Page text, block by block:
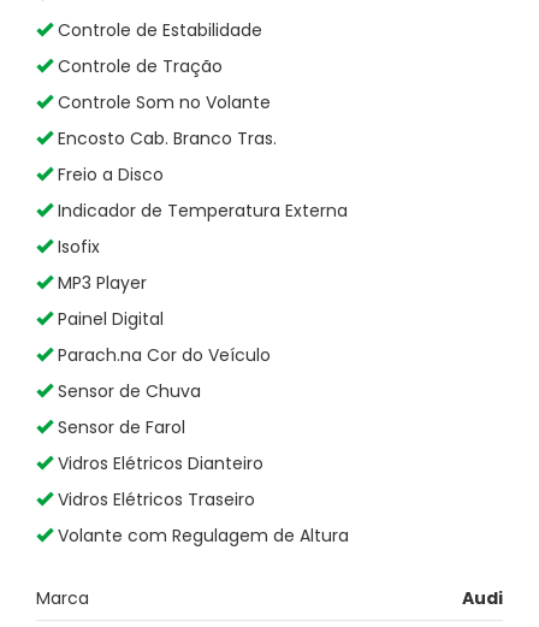
Controle de Estabilidade
Controle de Tração
Controle Som no Volante
Encosto Cab. Branco Tras.
Freio a Disco
Indicador de Temperatura Externa
Isofix
MP3 Player
Painel Digital
Parach.na Cor do Veículo
Sensor de Chuva
Sensor de Farol
Vidros Elétricos Dianteiro
Vidros Elétricos Traseiro
Volante com Regulagem de Altura
Marca
Audi